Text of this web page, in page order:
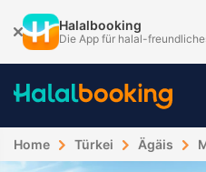
Halalbooking
Die App für halal-
Home Türkei Ägäis